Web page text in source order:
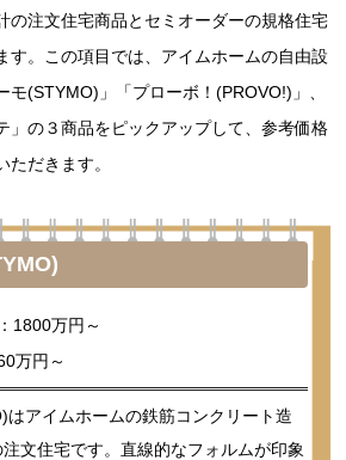
の注文住宅商品とセミオーダーの規格住宅
す。この項目では、アイムホームの自由設
モ(STYMO)」「プローボ！(PROVO!)」、
」の３商品をピックアップして、参考価格
ただきます。
1800万円～
万円～
はアイムホームの鉄筋コンクリート造
文住宅です。直線的なフォルムが印象